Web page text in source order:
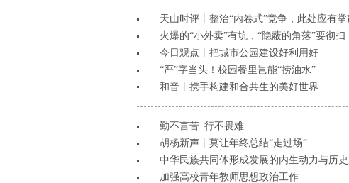
天山时评丨整治“内卷式”竞争，此处应有掌
火爆的“小外卖”有坑，“隐蔽的角落”要彻扫
今日观点丨把城市公园建设好利用好
“严”字当头！校园餐里岂能“捞油水”
和音丨携手构建和合共生的美好世界
勤不言苦 行不畏难
胡杨新声丨莫让年终总结“走过场”
中华民族共同体形成发展的内生动力与历
加强高校青年教师思想政治工作